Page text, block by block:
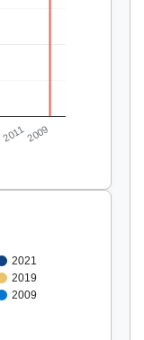
20112009
2021
2019
2009